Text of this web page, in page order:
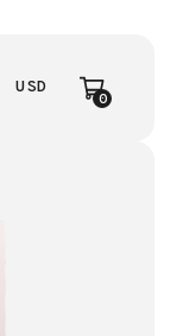
USD
0